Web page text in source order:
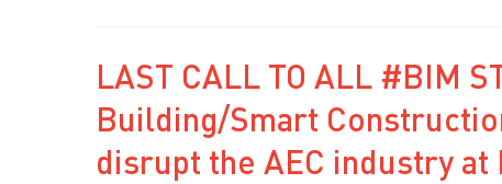
LAST CALL TO ALL #BIM
Building/Smart
disrupt the AEC industry at